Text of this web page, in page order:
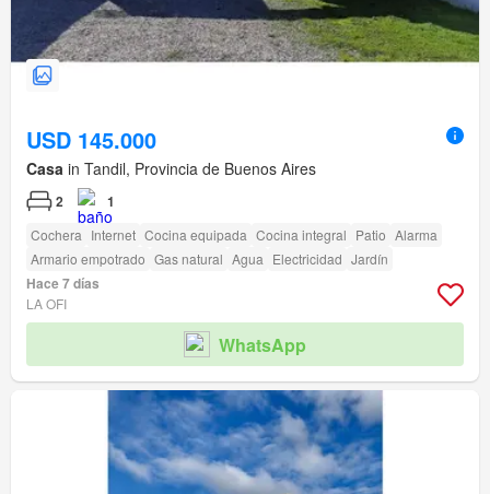
USD 145.000
Casa in Tandil, Provincia de Buenos Aires
2 1
Cochera Internet Cocina equipada Cocina integral Patio Alarma
Armario empotrado Gas natural Agua Electricidad Jardín
Hace 7 días
LA OFI
WhatsApp